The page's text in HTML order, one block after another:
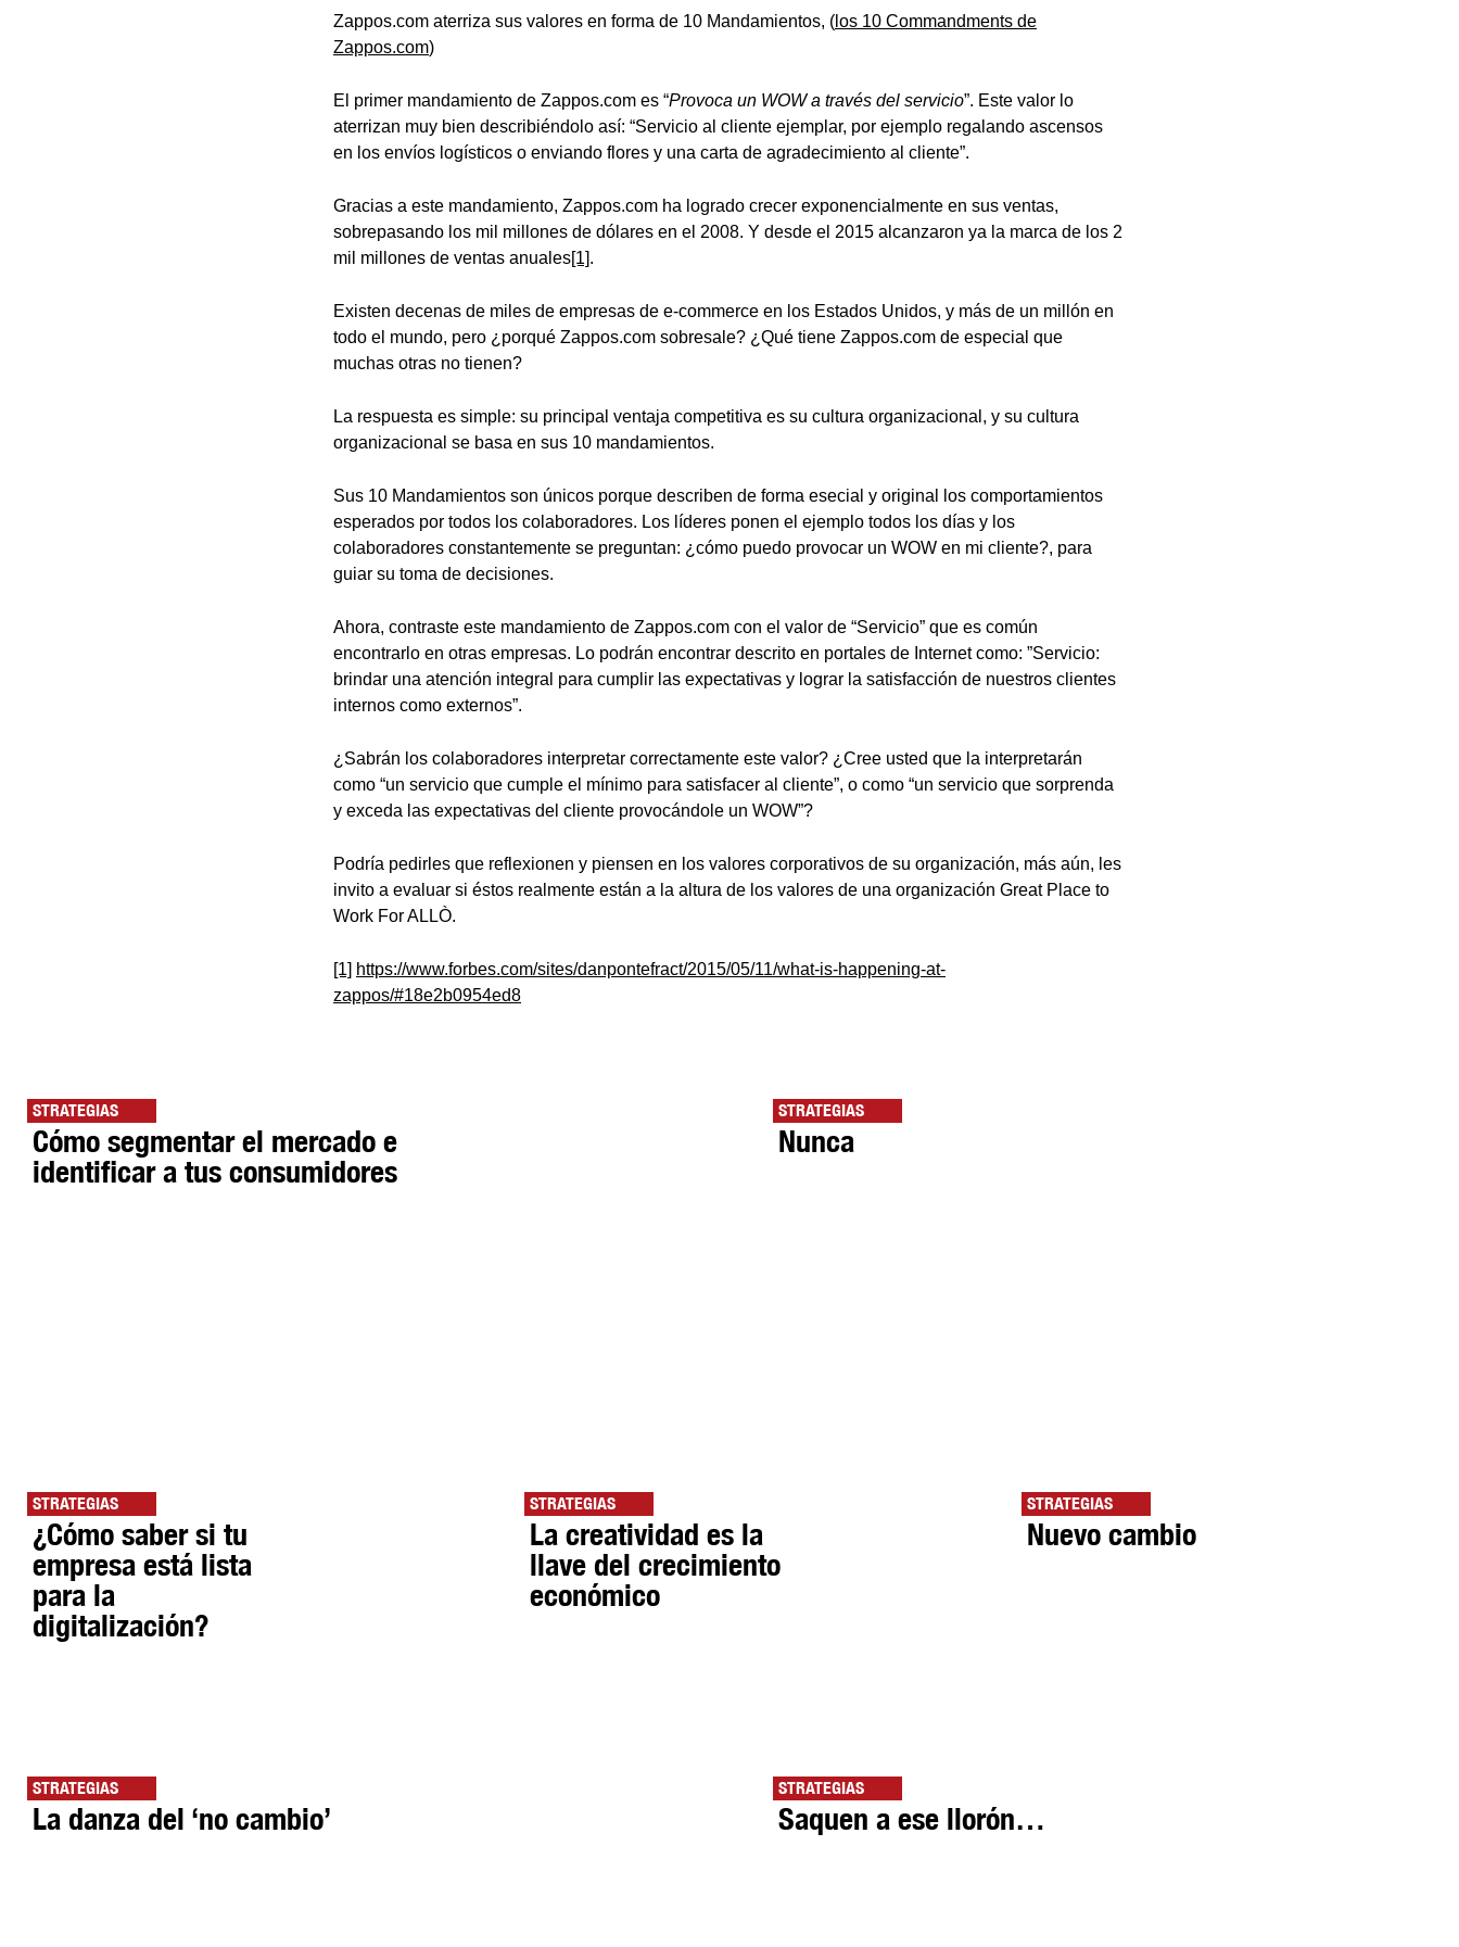
Zappos.com aterriza sus valores en forma de 10 Mandamientos, ( los 10 Commandments de
Zappos.com)
El primer mandamiento de Zappos.com es “Provoca un WOW a través del servicio”. Este valor lo
aterrizan muy bien describiéndolo así: “Servicio al cliente ejemplar, por ejemplo regalando ascensos
en los envíos logísticos o enviando flores y una carta de agradecimiento al cliente”.
Gracias a este mandamiento, Zappos.com ha logrado crecer exponencialmente en sus ventas,
sobrepasando los mil millones de dólares en el 2008. Y desde el 2015 alcanzaron ya la marca de los 2
mil millones de ventas anuales[1].
Existen decenas de miles de empresas de e-commerce en los Estados Unidos, y más de un millón en
todo el mundo, pero ¿porqué Zappos.com sobresale? ¿Qué tiene Zappos.com de especial que
muchas otras no tienen?
La respuesta es simple: su principal ventaja competitiva es su cultura organizacional, y su cultura
organizacional se basa en sus 10 mandamientos.
Sus 10 Mandamientos son únicos porque describen de forma esecial y original los comportamientos
esperados por todos los colaboradores. Los líderes ponen el ejemplo todos los días y los
colaboradores constantemente se preguntan: ¿cómo puedo provocar un WOW en mi cliente?, para
guiar su toma de decisiones.
Ahora, contraste este mandamiento de Zappos.com con el valor de “Servicio” que es común
encontrarlo en otras empresas. Lo podrán encontrar descrito en portales de Internet como: ”Servicio:
brindar una atención integral para cumplir las expectativas y lograr la satisfacción de nuestros clientes
internos como externos”.
¿Sabrán los colaboradores interpretar correctamente este valor? ¿Cree usted que la interpretarán
como “un servicio que cumple el mínimo para satisfacer al cliente”, o como “un servicio que sorprenda
y exceda las expectativas del cliente provocándole un WOW”?
Podría pedirles que reflexionen y piensen en los valores corporativos de su organización, más aún, les
invito a evaluar si éstos realmente están a la altura de los valores de una organización Great Place to
Work For ALLÒ.
[1] https://www.forbes.com/sites/danpontefract/2015/05/11/what-is-happening-at-
zappos/#18e2b0954ed8
STRATEGIAS
Cómo segmentar el mercado e
identificar a tus consumidores
STRATEGIAS
Nunca
STRATEGIAS
¿Cómo saber si tu
empresa está lista
para la
digitalización?
STRATEGIAS
La creatividad es la
llave del crecimiento
económico
STRATEGIAS
Nuevo cambio
STRATEGIAS
La danza del ‘no cambio’
STRATEGIAS
Saquen a ese llorón…